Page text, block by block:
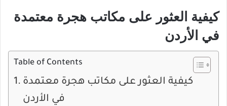
كيفية العثور على مكاتب هجرة معتمدة
في الأردن
Table of Contents
كيفية العثور على مكاتب هجرة معتمدة
في الأردن